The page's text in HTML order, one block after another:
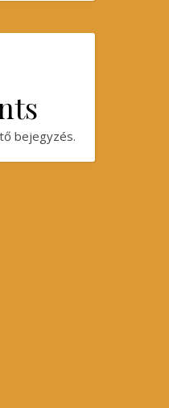
bejegyzés.